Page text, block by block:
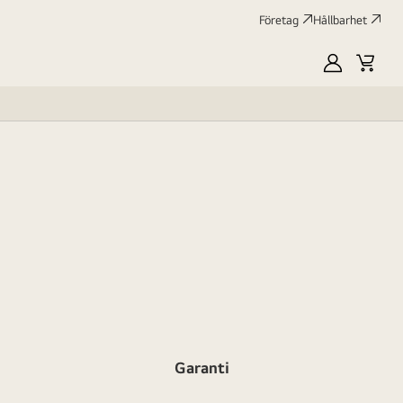
Företag Hållbarhet
MyLG
Garanti